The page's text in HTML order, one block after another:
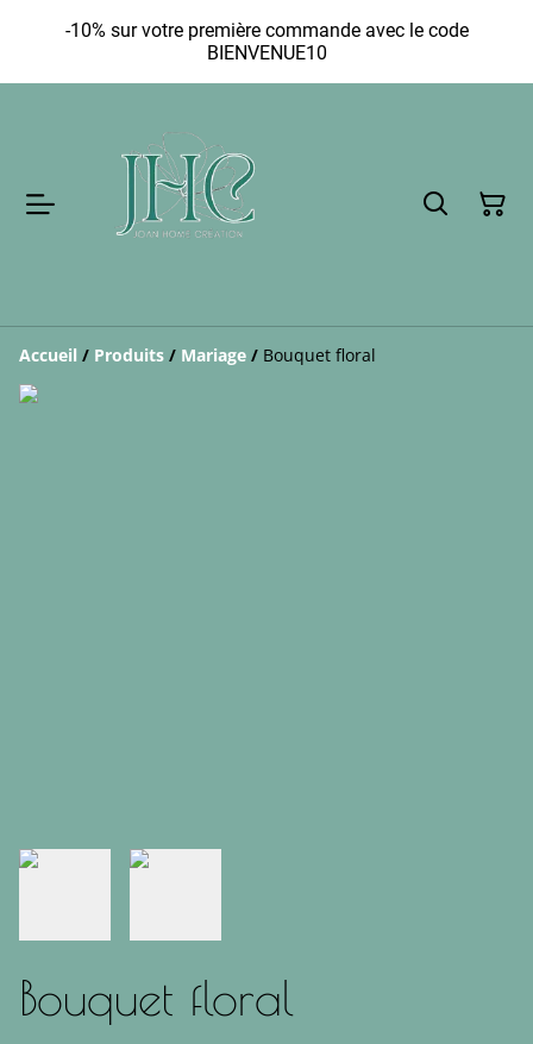
-10% sur votre première commande avec le code
BIENVENUE10
Accueil / Produits / Mariage / Bouquet floral
Bouquet floral